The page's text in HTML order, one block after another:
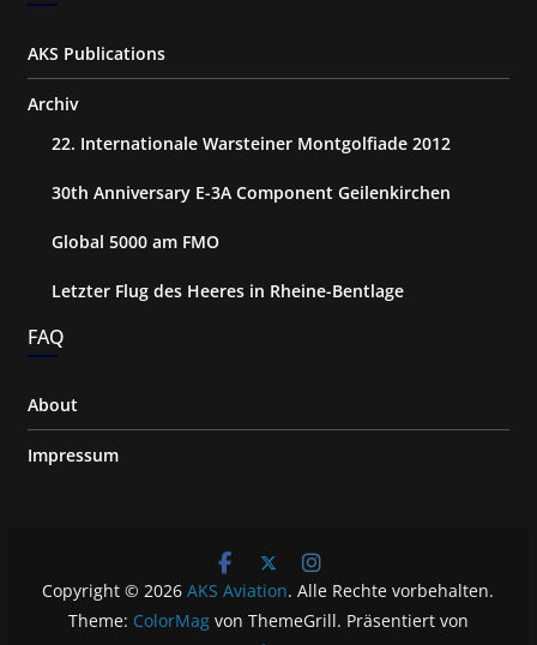
AKS Publications
Archiv
22. Internationale Warsteiner Montgolfiade 2012
30th Anniversary E-3A Component Geilenkirchen
Global 5000 am FMO
Letzter Flug des Heeres in Rheine-Bentlage
FAQ
About
Impressum
Copyright © 2026AKS Aviation. Alle Rechte vorbehalten.
Theme: ColorMagvon ThemeGrill. Präsentiert von